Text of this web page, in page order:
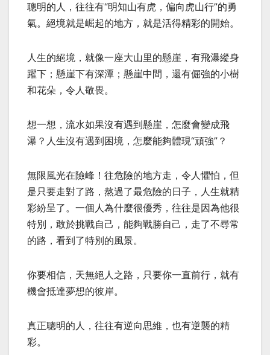
聰明的人，往往有“明知山有虎，偏向虎山行”的勇
氣。絕境就是崛起的地方，就是活得精彩的開始。
人生的絕境，就像一座大山里的懸崖，有飛瀑縱身
躍下；懸崖下有深潭；懸崖中間，還有倔強的小樹
和花朵，令人敬畏。
想一想，流水如果沒有遇到懸崖，怎麼會變成飛
瀑？人生沒有遇到困境，怎麼能夠體現“頑強”？
無限風光在險峰！往危險的地方走，令人懼怕，但
是只要走對了路，熬過了最危險的日子，人生就精
彩紛呈了。一個人為什麼很優秀，往往是因為他很
特別，敢於挑戰自己，能夠戰勝自己，走了不尋常
的路，看到了特別的風景。
你要相信，天無絕人之路，只要你一直前行，就有
機會抵達夢想的彼岸。
真正聰明的人，往往有逆向思維，也有逆襲的精
彩。